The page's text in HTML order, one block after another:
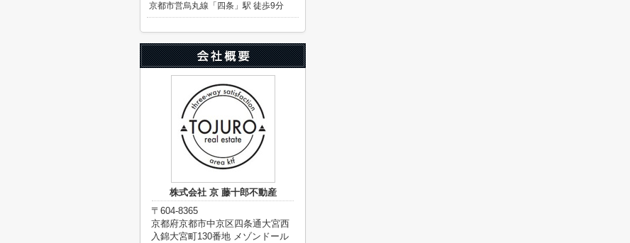
京都市営烏丸線「四条」駅 徒歩9分
株式会社 京 藤十郎不動産
〒604-8365
京都府京都市中京区四条通大宮西
入錦大宮町130番地 メゾンドール